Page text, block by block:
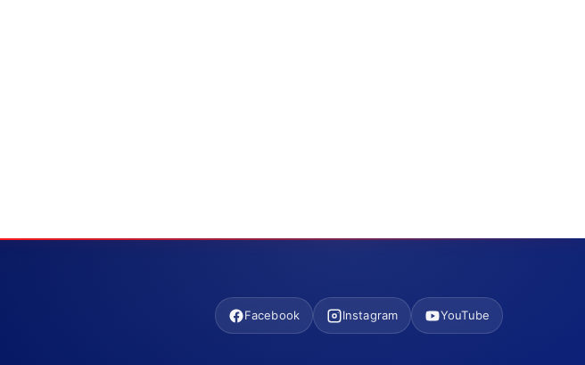
Facebook Instagram YouTube